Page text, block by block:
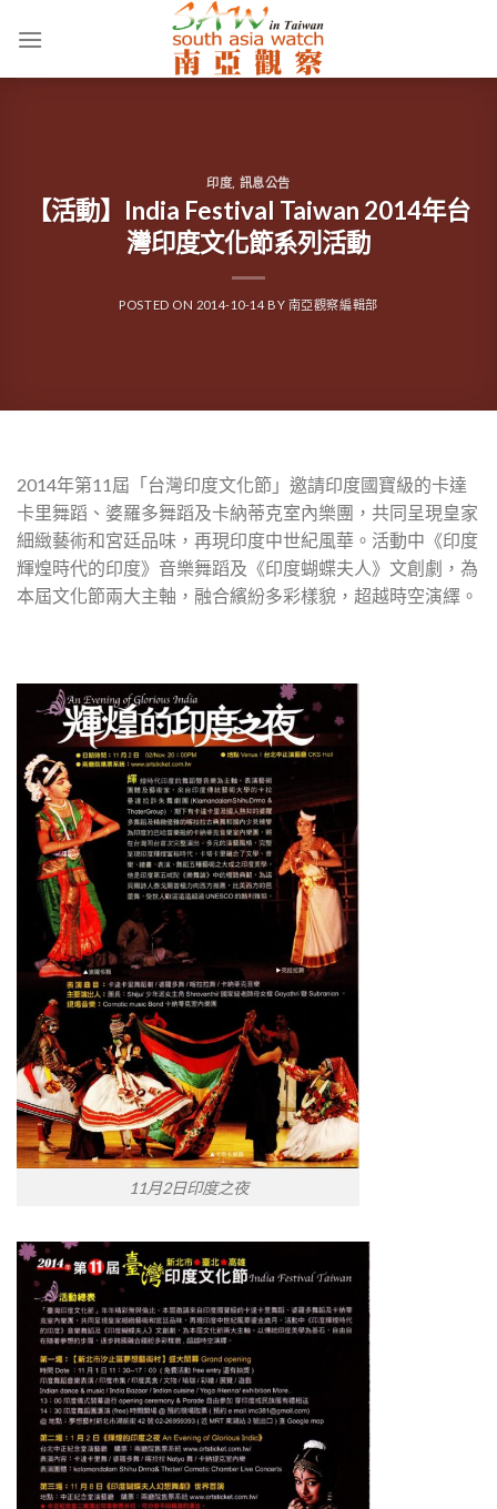
印度 訊息公告
【活動】India Festival Taiwan 2014年台
灣印度文化節系列活動
POSTED ON 2014-10-14BY 南亞觀察編輯部
2014年第11屆「台灣印度文化節」邀請印度國寶級的卡達
卡里舞蹈、婆羅多舞蹈及卡納蒂克室內樂團，共同呈現皇家
細緻藝術和宮廷品味，再現印度中世紀風華。活動中《印度
輝煌時代的印度》音樂舞蹈及《印度蝴蝶夫人》文創劇，為
本屆文化節兩大主軸，融合繽紛多彩樣貌，超越時空演繹。
11月2日印度之夜